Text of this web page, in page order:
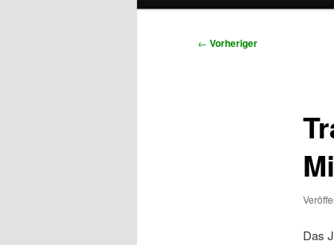
Beitragsnavigation
← Vorheriger
Das